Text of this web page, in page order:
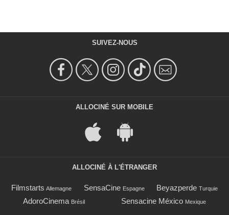
SUIVEZ-NOUS
ALLOCINÉ SUR MOBILE
ALLOCINÉ À L'ÉTRANGER
Filmstarts Allemagne SensaCine Espagne Beyazperde Turquie
AdoroCinema Brésil Sensacine México Mexique